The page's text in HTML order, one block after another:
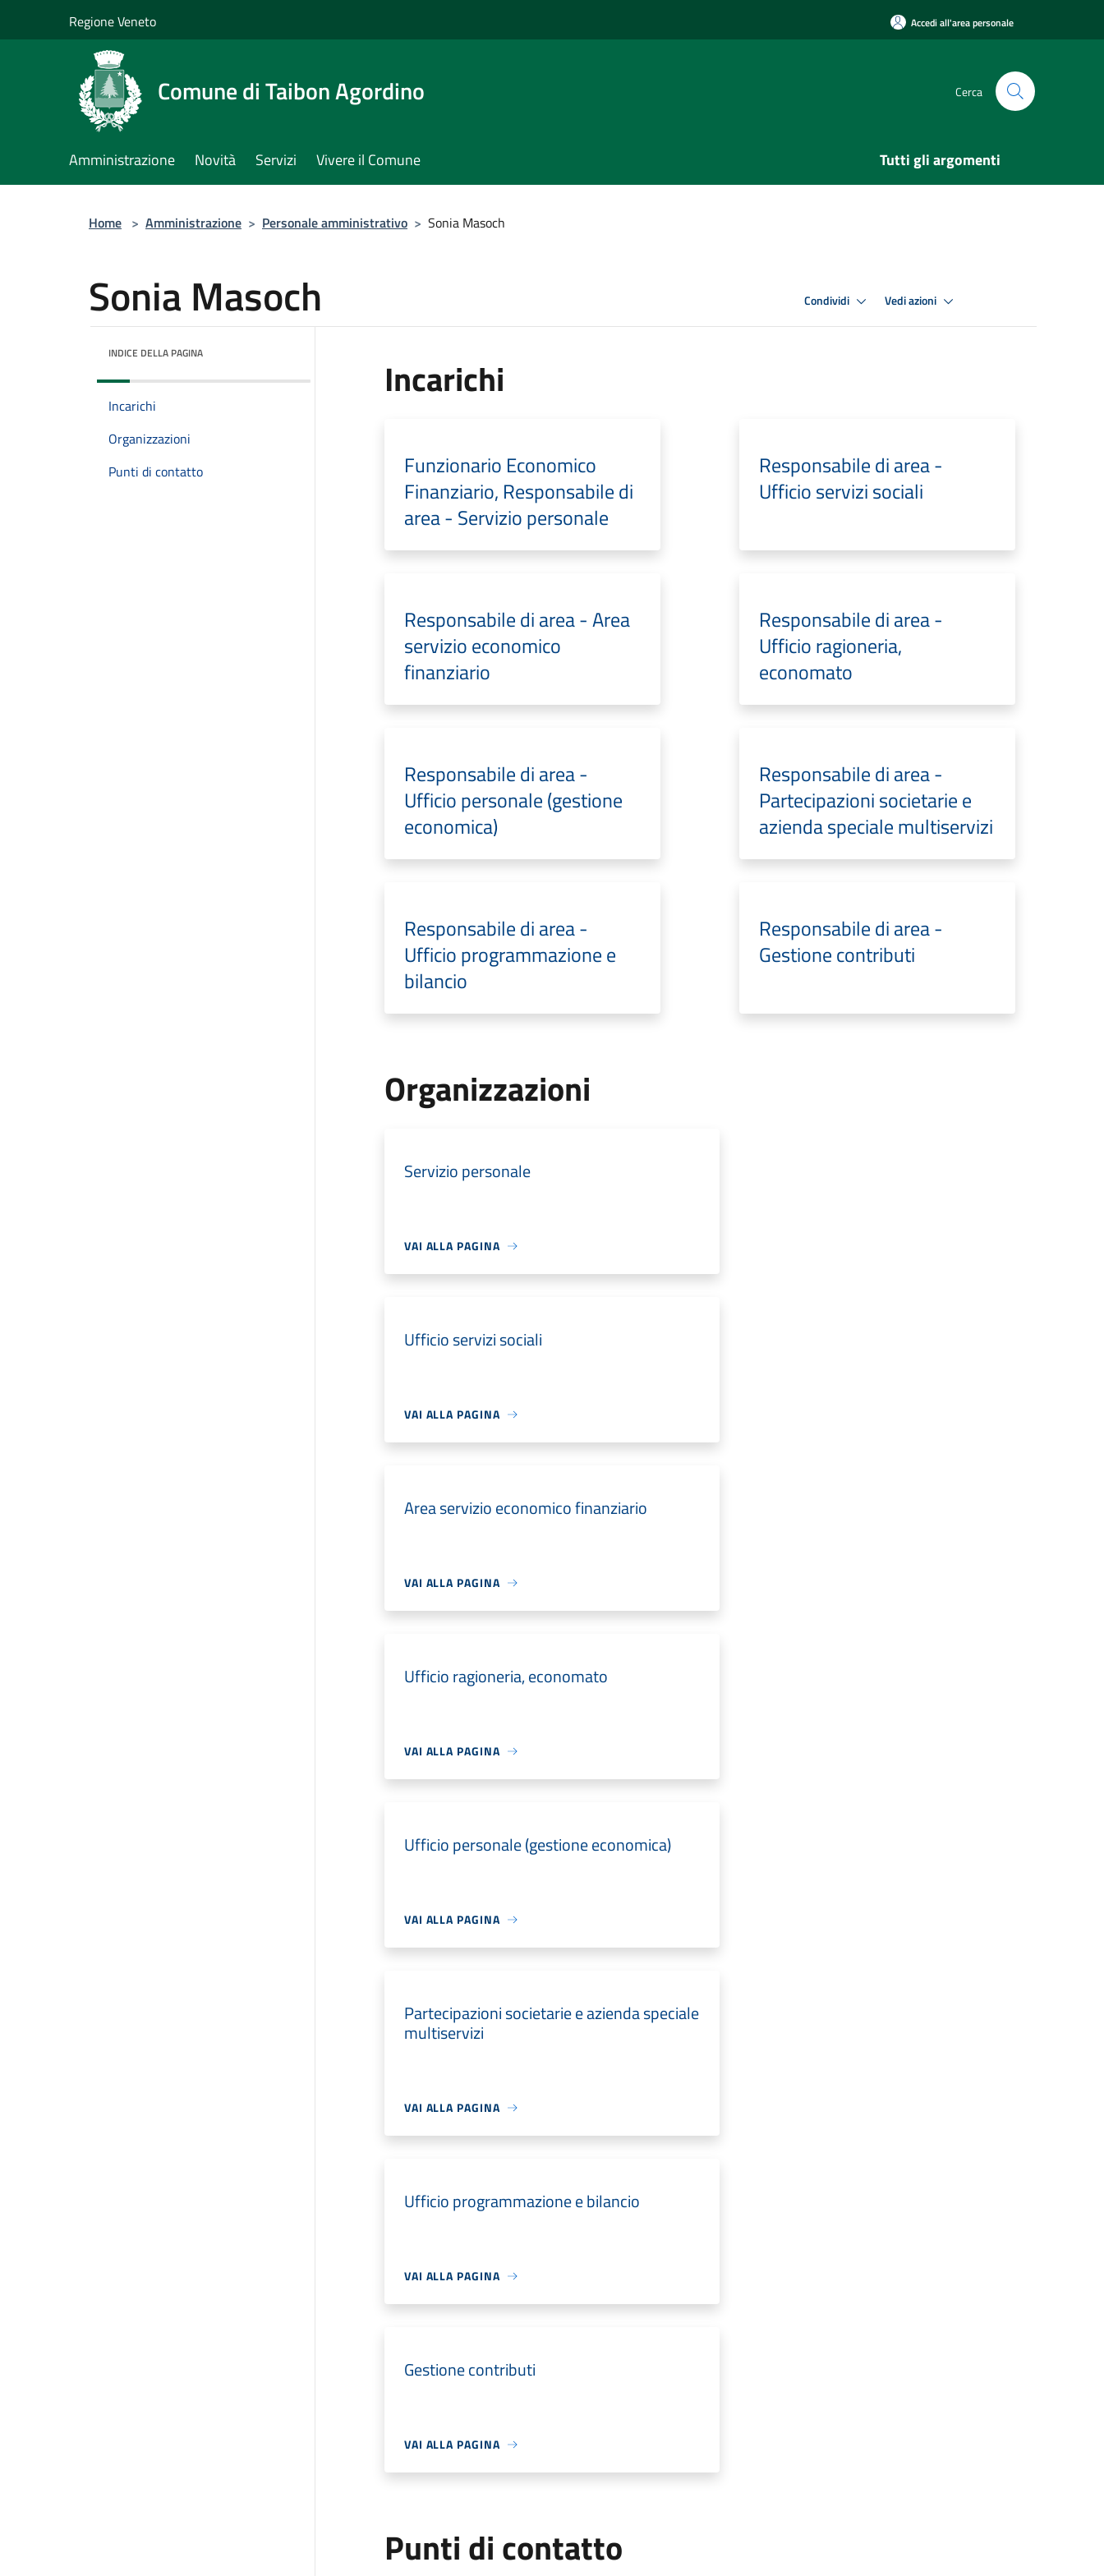
Regione Veneto Accedi all'area personale
Comune di Taibon Agordino Cerca
Amministrazione Novità Servizi Vivere il Comune Tutti gli argomenti
Home > Amministrazione > Personale amministrativo > Sonia Masoch
Sonia Masoch Condividi Vedi azioni
INDICE DELLA PAGINA
Incarichi
Organizzazioni
Punti di contatto
Incarichi
Funzionario Economico
Finanziario, Responsabile di
area - Servizio personale
Responsabile di area -
Ufficio servizi sociali
Responsabile di area - Area
servizio economico
finanziario
Responsabile di area -
Ufficio ragioneria,
economato
Responsabile di area -
Ufficio personale (gestione
economica)
Responsabile di area -
Partecipazioni societarie e
azienda speciale multiservizi
Responsabile di area -
Ufficio programmazione e
bilancio
Responsabile di area -
Gestione contributi
Organizzazioni
Servizio personale
VAI ALLA PAGINA
Ufficio servizi sociali
VAI ALLA PAGINA
Area servizio economico finanziario
VAI ALLA PAGINA
Ufficio ragioneria, economato
VAI ALLA PAGINA
Ufficio personale (gestione economica)
VAI ALLA PAGINA
Partecipazioni societarie e azienda speciale
multiservizi
VAI ALLA PAGINA
Ufficio programmazione e bilancio
VAI ALLA PAGINA
Gestione contributi
VAI ALLA PAGINA
Punti di contatto